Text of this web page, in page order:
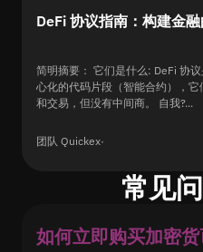
DeFi 协议指南：构建金
简明摘要： 它们是什么: DeFi 协
心化的代码片段（智能合约），
和交易，但没有中间商。 自我?...
团队 Quickex·
常见
如何立即购买加密